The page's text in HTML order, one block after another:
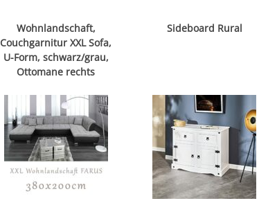
Wohnlandschaft,
Couchgarnitur XXL Sofa,
U-Form, schwarz/grau,
Ottomane rechts
Sideboard Rural